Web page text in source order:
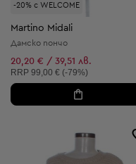
-20% с WELCOME
Martino Midali
Дамско пончо
20,20 € / 39,51 лв.
Препоръчителна цена:
RRP 99,00 € (-79%)